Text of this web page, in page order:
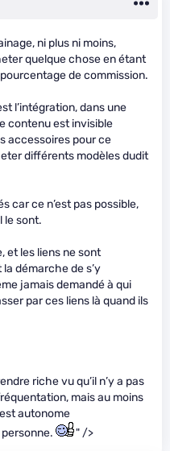
ni plus ni moins,
quelque chose en étant
de commission.
l’intégration, dans une
contenu est invisible
accessoires pour ce
différents modèles dudit
car ce n’est pas possible,
le sont.
et les liens ne sont
démarche de s’y
jamais demandé à qui
par ces liens là quand ils
riche vu qu’il n’y a pas
mais au moins
autonome
" />